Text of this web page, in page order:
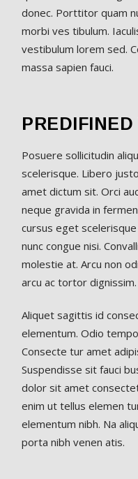
donec. Porttitor quam
morbi ves tibulum.
vestibulum lorem sed.
massa sapien fauci.
Posuere sollicitudin
scelerisque. Libero
amet dictum sit. Orci
neque gravida in
cursus eget
nunc congue nisi.
molestie at. Arcu non
arcu ac tortor dignissim.
Aliquet sagittis id
elementum. Odio
Consecte tur amet
Suspendisse sit fauci
dolor sit amet
enim ut tellus elemen
elementum nibh. Na
porta nibh venen atis.